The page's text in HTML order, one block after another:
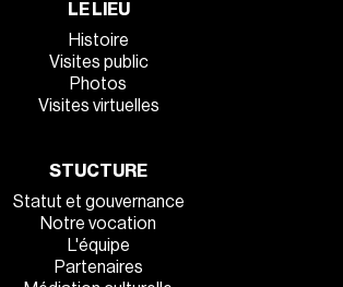
LE LIEU
Histoire
Visites public
Photos
Visites virtuelles
STUCTURE
Statut et gouvernance
Notre vocation
L'équipe
Partenaires